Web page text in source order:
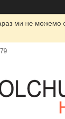
ми не можемо